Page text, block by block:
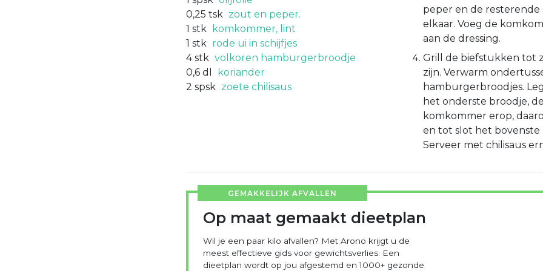
0,25 tsk zout en peper.
1 stk
komkommer, lint
1 stk rode ui in schijfjes
4 stk volkoren hamburgerbroodje
0,6 dl
koriander
2 spsk zoete chilisaus
peper en de resterende
elkaar. Voeg de
aan de dressing.
Grill de biefstukken tot
zijn. Verwarm
hamburgerbroodjes.
het onderste broodje,
komkommer erop,
en tot slot het bovenste
Serveer met chilisaus
GEMAKKELIJK AFVALLEN
Op maat gemaakt dieetplan
Wil je een paar kilo afvallen? Met Arono krijgt u de
meest effectieve gids voor gewichtsverlies. Een
dieetplan wordt op jou afgestemd en 1000+ gezonde